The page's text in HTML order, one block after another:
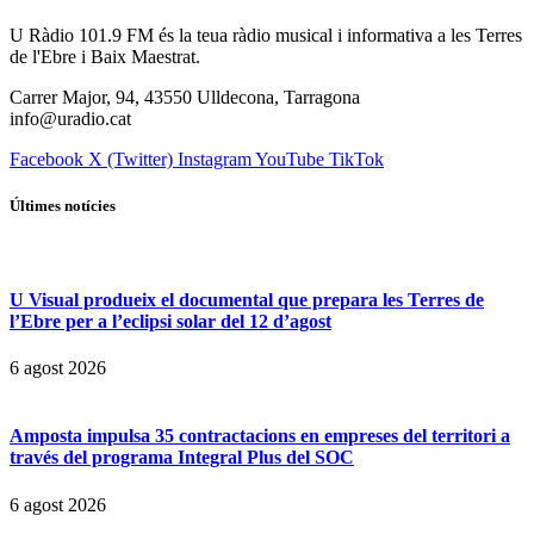
U Ràdio 101.9 FM és la teua ràdio musical i informativa a les Terres
de l'Ebre i Baix Maestrat.
Carrer Major, 94, 43550 Ulldecona, Tarragona
info@uradio.cat
Facebook X (Twitter) InstagramYouTube TikTok
Últimes notícies
U Visual produeix el documental que prepara les Terres de
l’Ebre per a l’eclipsi solar del 12 d’agost
6 agost 2026
Amposta impulsa 35 contractacions en empreses del territori a
través del programa Integral Plus del SOC
6 agost 2026